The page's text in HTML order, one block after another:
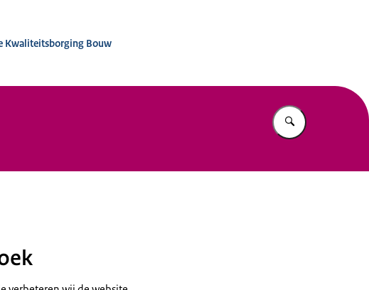
Kwaliteitsborging Bouw
Vul in wat u